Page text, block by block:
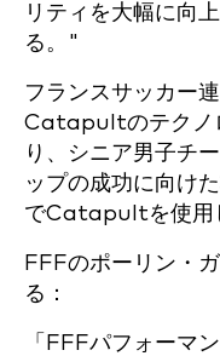
リティを大幅に向
る。"
フランスサッカー
Catapultのテクノ
り、シニア男子チ
ップの成功に向け
でCatapultを使用
FFFのポーリン・
る：
「FFFパフォーマ